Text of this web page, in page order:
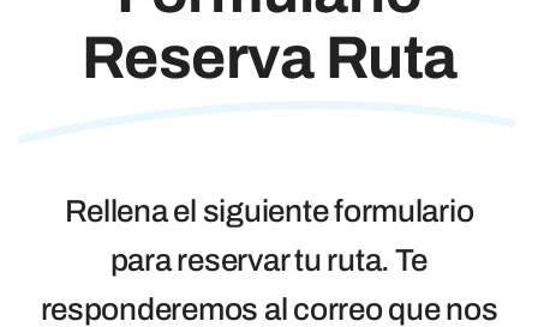
Conócenos
Qué Ver
Completa Tu Visita
Reserva Ruta
Rellena el siguiente formulario
para reservar tu ruta. Te
responderemos al correo que nos